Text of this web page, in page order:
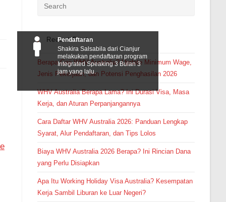
Recent Posts
Berapa Gaji WHV Australia? Update Minimum Wage,
Jenis Pekerjaan, dan Potensi Penghasilan 2026
WHV Australia Berapa Lama? Ini Durasi Visa, Masa
Kerja, dan Aturan Perpanjangannya
Cara Daftar WHV Australia 2026: Panduan Lengkap
Syarat, Alur Pendaftaran, dan Tips Lolos
Biaya WHV Australia 2026 Berapa? Ini Rincian Dana
yang Perlu Disiapkan
Apa Itu Working Holiday Visa Australia? Kesempatan
Kerja Sambil Liburan ke Luar Negeri?
Pendaftaran
Shakira Salsabila dari Cianjur
melakukan pendaftaran program
Integrated Speaking 3 Bulan 3
jam yang lalu.